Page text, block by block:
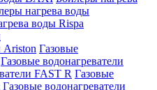
нагрева воды
воды Rispa
Ariston Газовые
Газовые водонагреватели
FAST R Газовые
Газовые водонагреватели